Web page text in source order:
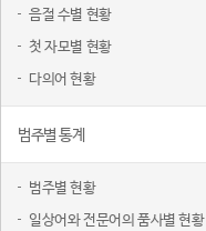
음절 수별 현황
첫 자모별 현황
다의어 현황
범주별 통계
범주별 현황
일상어와 전문어의 품사별 현황